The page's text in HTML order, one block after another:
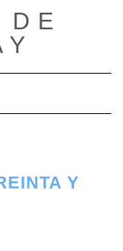
de navegación
Y